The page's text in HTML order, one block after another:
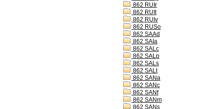
862 RUIr
862 RUIt
862 RUIv
862 RUSo
862 SAAd
862 SAIa
862 SALc
862 SALp
862 SALs
862 SALt
862 SANa
862 SANc
862 SANf
862 SANm
862 SANs